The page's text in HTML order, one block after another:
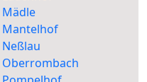
Mantelhof